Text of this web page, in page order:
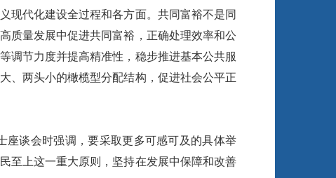
代化建设全过程和各方面。共同富裕不是同
质量发展中促进共同富裕，正确处理效率和公
调节力度并提高精准性，稳步推进基本公共服
、两头小的橄榄型分配结构，促进社会公平正
谈会时强调，要采取更多可感可及的具体举
至上这一重大原则，坚持在发展中保障和改善